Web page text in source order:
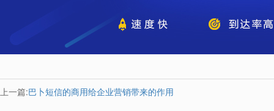
上一篇:巴卜短信的商用给企业营销带来的作用